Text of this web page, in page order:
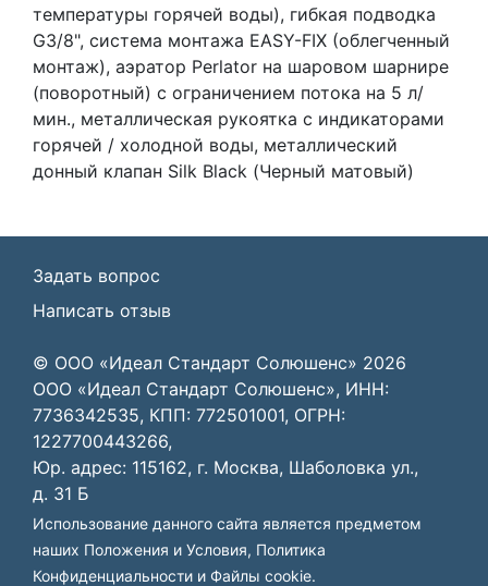
температуры горячей воды), гибкая подводка
G3/8", система монтажа EASY-FIX (облегченный
монтаж), аэратор Perlator на шаровом шарнире
(поворотный) с ограничением потока на 5 л/
мин., металлическая рукоятка с индикаторами
горячей / холодной воды, металлический
донный клапан Silk Black (Черный матовый)
Задать вопрос
Написать отзыв
© ООО «Идеал Стандарт Солюшенс» 2026
ООО «Идеал Стандарт Солюшенс», ИНН:
7736342535, КПП: 772501001, ОГРН:
1227700443266,
Юр. адрес: 115162, г. Москва, Шаболовка ул.,
д. 31 Б
Использование данного сайта является предметом
наших Положения и Условия, Политика
Конфиденциальности и Файлы cookie.